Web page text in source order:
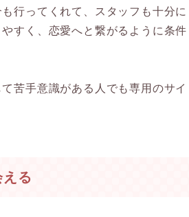
行ってくれて、スタッフも十分に
すく、恋愛へと繋がるように条件
苦手意識がある人でも専用のサイ
る